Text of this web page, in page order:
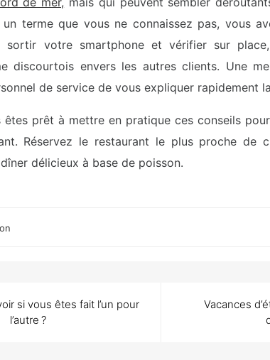
terme que vous ne connaissez pas, vous
sortir votre smartphone et vérifier sur place,
discourtois envers les autres clients. Une
de service de vous expliquer rapidement
êtes prêt à mettre en pratique ces conseils
Réservez le restaurant le plus proche de
délicieux à base de poisson.
si vous êtes fait l’un pour
l’autre ?
Vacances